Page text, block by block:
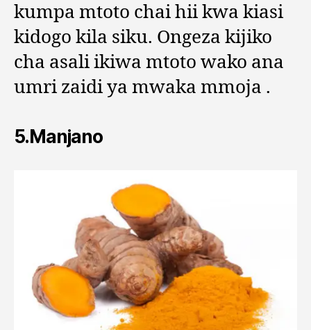
kumpa mtoto chai hii kwa kiasi
kidogo kila siku. Ongeza kijiko
cha asali ikiwa mtoto wako ana
umri zaidi ya mwaka mmoja .
5.Manjano